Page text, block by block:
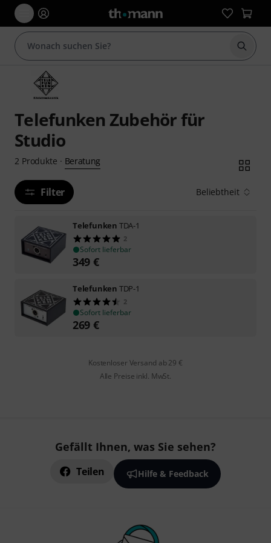
Suche
Telefunken Zubehör für
Studio
2 Produkte · Beratung
Filter Beliebtheit
Telefunken TDA-1
2
Sofort lieferbar
349 €
Telefunken TDP-1
2
Sofort lieferbar
269 €
Kostenloser Versand ab 29 €
Alle Preise inkl. MwSt.
Gefällt Ihnen, was Sie sehen?
Teilen Hilfe & Feedback